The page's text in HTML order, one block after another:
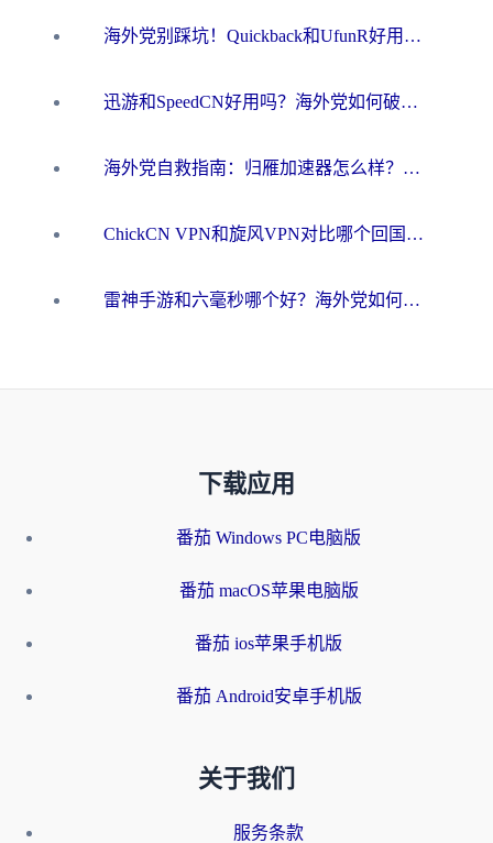
海外党别踩坑！Quickback和UfunR好用吗？选对回国加速器才能无缝刷国内资源
迅游和SpeedCN好用吗？海外党如何破解那道看不见的墙
海外党自救指南：归雁加速器怎么样？教你避开坑实现国内资源无缝访问
ChickCN VPN和旋风VPN对比哪个回国效果更好？海外用户的选择困境与出路
雷神手游和六毫秒哪个好？海外党如何真正解锁国内资源
下载应用
番茄 Windows PC电脑版
番茄 macOS苹果电脑版
番茄 ios苹果手机版
番茄 Android安卓手机版
关于我们
服务条款